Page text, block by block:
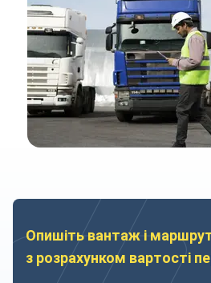
Опишіть вантаж і
з розрахунком вартості